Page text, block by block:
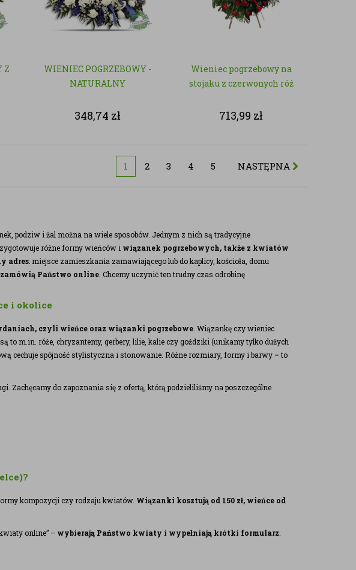
Z
WIENIEC POGRZEBOWY -
NATURALNY
348,74 zł
Wieniec pogrzebowy na
stojaku z czerwonych róż
713,99 zł
1 2 3 4 5 NASTĘPNA
podziw i żal można na wiele sposobów. Jednym z nich są tradycyjne
różne formy wieńców i wiązanek pogrzebowych, także z kwiatów
adres: miejsce zamieszkania zamawiającego lub do kaplicy, kościoła, domu
Państwo online. Chcemy uczynić ten trudny czas odrobinę
i okolice
czyli wieńce oraz wiązanki pogrzebowe. Wiązankę czy wieniec
to m.in. róże, chryzantemy, gerbery, lilie, kalie czy goździki (unikamy tylko dużych
cechuje spójność stylistyczna i stonowanie. Różne rozmiary, formy i barwy–to
Zachęcamy do zapoznania się z ofertą, którą podzieliliśmy na poszczególne
kompozycji czy rodzaju kwiatów. Wiązanki kosztują od 150 zł, wieńce od
online” –wybierają Państwo kwiaty i wypełniają krótki formularz